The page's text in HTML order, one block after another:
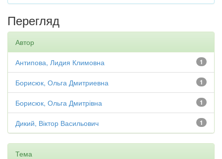
Перегляд
Автор
1
Антипова, Лидия Климовна
1
Борисюк, Ольга Дмитриевна
1
Борисюк, Ольга Дмитрівна
1
Дикий, Віктор Васильович
Тема